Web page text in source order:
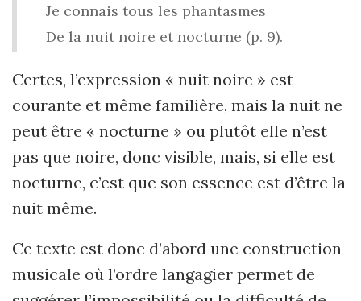
Je connais tous les phantasmes
De la nuit noire et nocturne (p. 9).
Certes, l’expression « nuit noire » est
courante et même familière, mais la nuit ne
peut être « nocturne » ou plutôt elle n’est
pas que noire, donc visible, mais, si elle est
nocturne, c’est que son essence est d’être la
nuit même.
Ce texte est donc d’abord une construction
musicale où l’ordre langagier permet de